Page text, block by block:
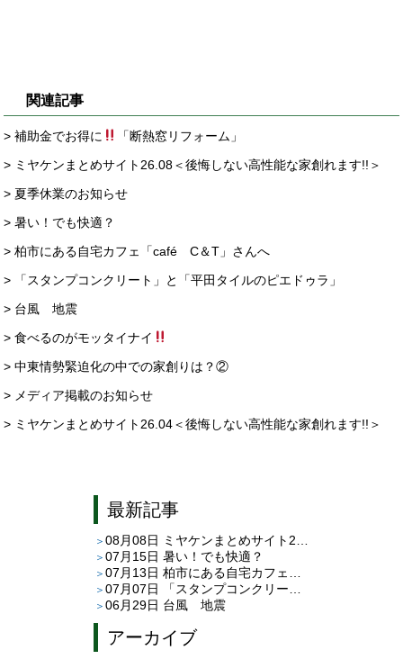
関連記事
> 補助金でお得に
「断熱窓リフォーム」
> ミヤケンまとめサイト26.08＜後悔しない高性能な家創れます!!＞
> 夏季休業のお知らせ
> 暑い！でも快適？
> 柏市にある自宅カフェ「café C＆T」さんへ
> 「スタンプコンクリート」と「平田タイルのピエドゥラ」
> 台風 地震
> 食べるのがモッタイナイ
> 中東情勢緊迫化の中での家創りは？②
> メディア掲載のお知らせ
> ミヤケンまとめサイト26.04＜後悔しない高性能な家創れます!!＞
最新記事
08月08日 ミヤケンまとめサイト26.08＜後悔しない高性能な家創れます!!＞
07月15日 暑い！でも快適？
07月13日 柏市にある自宅カフェ「café C＆T」さんへ
07月07日
「スタンプコンクリート」と「平田タイルのピエドゥラ」
06月29日 台風 地震
アーカイブ